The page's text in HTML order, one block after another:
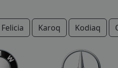
Felicia Karoq Kodiaq